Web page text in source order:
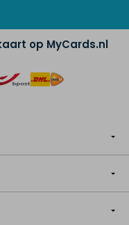
op MyCards.nl